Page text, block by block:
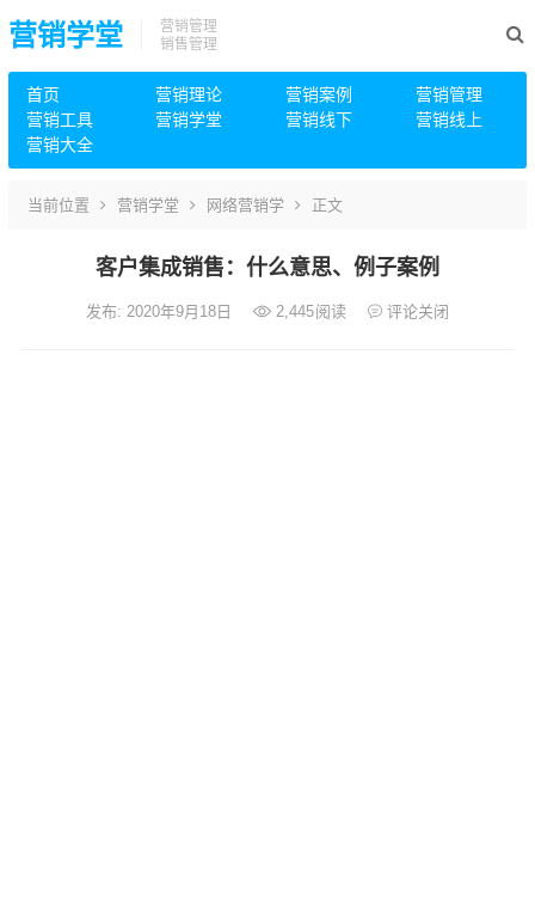
营销学堂
营销管理
销售管理
首页 营销理论 营销案例
营销管理
营销工具
营销学堂 营销线下
营销线上
营销大全
当前位置 营销学堂 网络营销学 正文
客户集成销售：什么意思、例子案例
发布: 2020年9月18日 2,445阅读 评论关闭